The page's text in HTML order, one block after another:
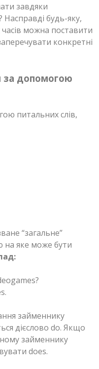
завдяки
будь-яку,
можна поставити
конкретні
за допомогою
питальних слів,
“загальне”
на яке може бути
займеннику
дієслово do. Якщо
займеннику
does.